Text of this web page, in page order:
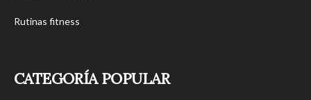
Rutinas fitness
CATEGORÍA POPULAR